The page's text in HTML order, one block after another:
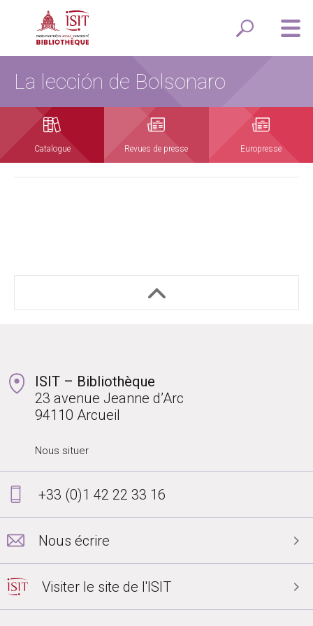
La lección de Bolsonaro
Catalogue Revues de presse Europresse
ISIT – Bibliothèque
23 avenue Jeanne d’Arc
94110 Arcueil
Nous situer
+33 (0)1 42 22 33 16
Nous écrire
Visiter le site de l'ISIT